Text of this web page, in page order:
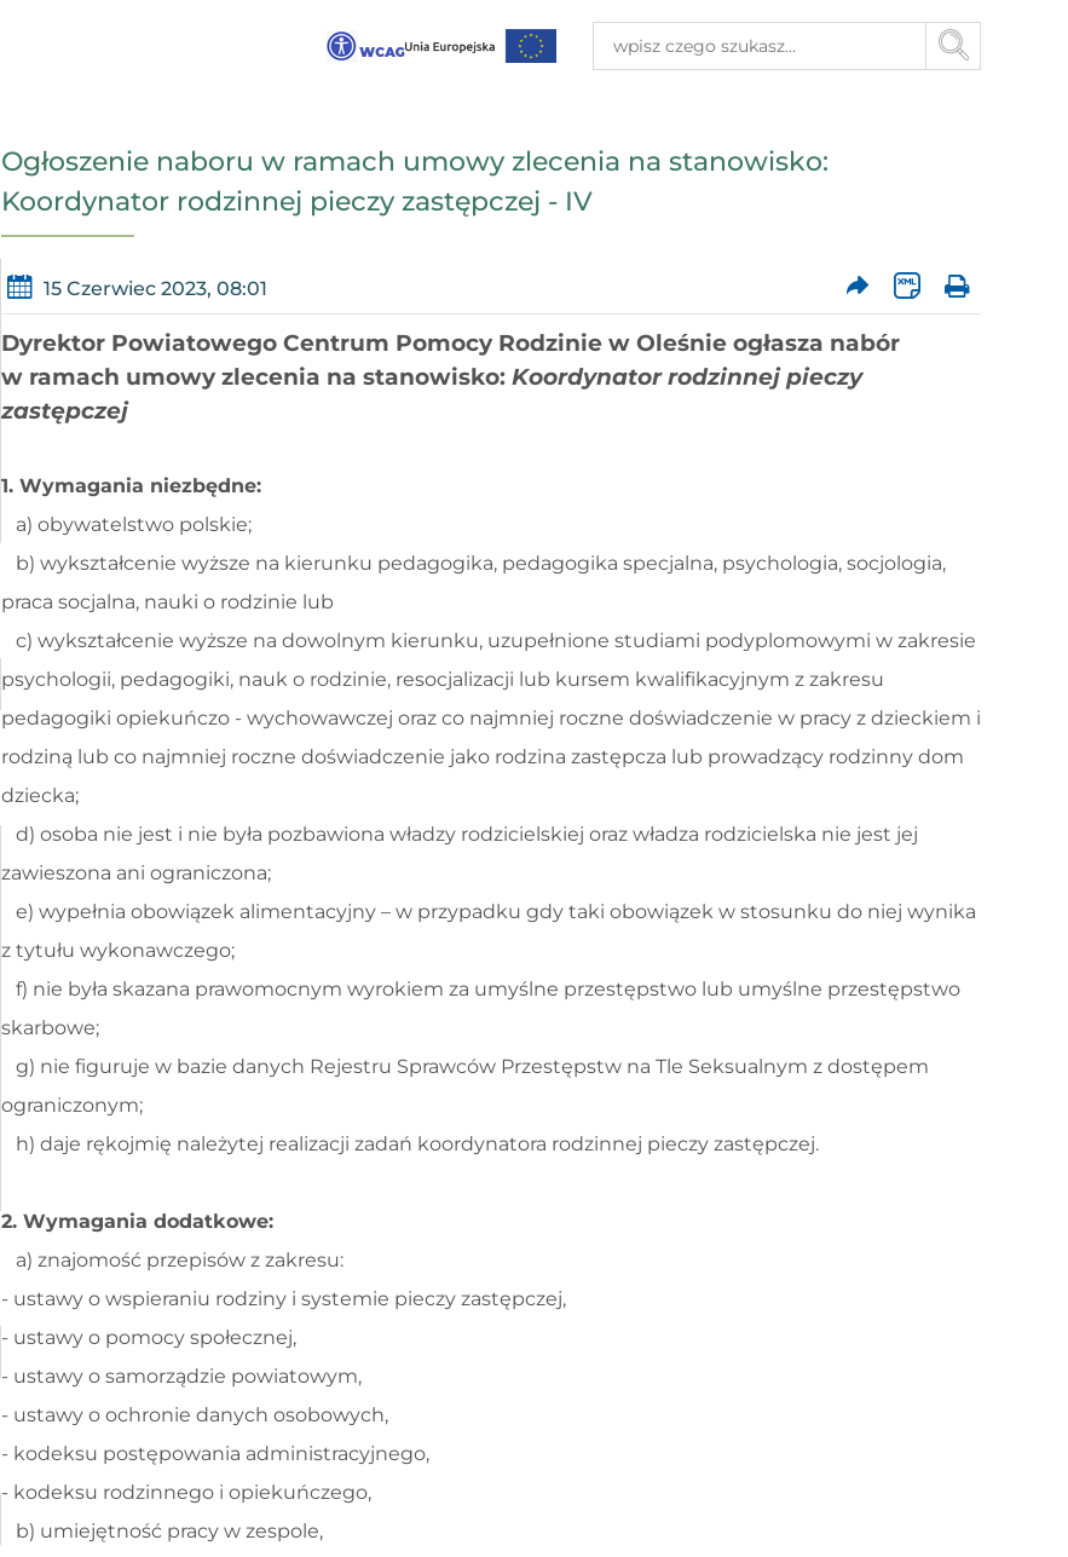
Ogłoszenie naboru w ramach umowy zlecenia na stanowisko:
Koordynator rodzinnej pieczy zastępczej - IV
15 Czerwiec 2023, 08:01
Dyrektor Powiatowego Centrum Pomocy Rodzinie w Oleśnie ogłasza nabór
w ramach umowy zlecenia na stanowisko: Koordynator rodzinnej pieczy
zastępczej
1. Wymagania niezbędne:
a) obywatelstwo polskie;
b) wykształcenie wyższe na kierunku pedagogika, pedagogika specjalna, psychologia, socjologia,
praca socjalna, nauki o rodzinie lub
c) wykształcenie wyższe na dowolnym kierunku, uzupełnione studiami podyplomowymi w zakresie
psychologii, pedagogiki, nauk o rodzinie, resocjalizacji lub kursem kwalifikacyjnym z zakresu
pedagogiki opiekuńczo - wychowawczej oraz co najmniej roczne doświadczenie w pracy z dzieckiem i
rodziną lub co najmniej roczne doświadczenie jako rodzina zastępcza lub prowadzący rodzinny dom
dziecka;
d) osoba nie jest i nie była pozbawiona władzy rodzicielskiej oraz władza rodzicielska nie jest jej
zawieszona ani ograniczona;
e) wypełnia obowiązek alimentacyjny – w przypadku gdy taki obowiązek w stosunku do niej wynika
z tytułu wykonawczego;
f) nie była skazana prawomocnym wyrokiem za umyślne przestępstwo lub umyślne przestępstwo
skarbowe;
g) nie figuruje w bazie danych Rejestru Sprawców Przestępstw na Tle Seksualnym z dostępem
ograniczonym;
h) daje rękojmię należytej realizacji zadań koordynatora rodzinnej pieczy zastępczej.
2. Wymagania dodatkowe:
a) znajomość przepisów z zakresu:
- ustawy o wspieraniu rodziny i systemie pieczy zastępczej,
- ustawy o pomocy społecznej,
- ustawy o samorządzie powiatowym,
- ustawy o ochronie danych osobowych,
- kodeksu postępowania administracyjnego,
- kodeksu rodzinnego i opiekuńczego,
b) umiejętność pracy w zespole,